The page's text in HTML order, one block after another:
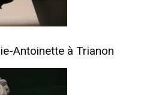
Antoinette à Trianon